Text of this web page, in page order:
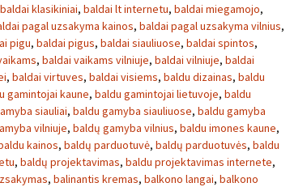
baldai klasikiniai, baldai lt internetu, baldai miegamojo,
pagal uzsakyma kainos, baldai pagal uzsakyma vilnius,
pigu, baldai pigus, baldai siauliuose, baldai spintos,
, baldai vaikams vilniuje, baldai vilniuje, baldai
, baldai virtuves, baldai visiems, baldu dizainas, baldu
gamintojai kaune, baldu gamintojai lietuvoje, baldu
siauliai, baldu gamyba siauliuose, baldu gamyba
vilniuje, baldų gamyba vilnius, baldu imones kaune,
kainos, baldų parduotuvė, baldų parduotuvės, baldu
, baldų projektavimas, baldu projektavimas internete,
, balinantis kremas, balkono langai, balkono